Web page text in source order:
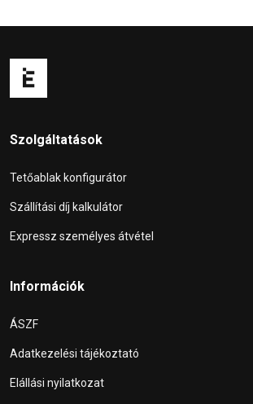
Szolgáltatások
Tetőablak konfigurátor
Szállítási díj kalkulátor
Expressz személyes átvétel
Információk
ÁSZF
Adatkezelési tájékoztató
Elállási nyilatkozat